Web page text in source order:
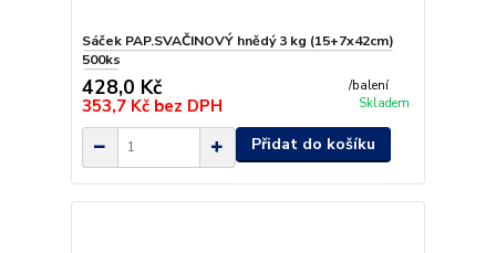
Sáček PAP.SVAČINOVÝ hnědý 3 kg (15+7x42cm)
500ks
428,0 Kč /balení
353,7 Kč bez DPH Skladem
Přidat do košíku